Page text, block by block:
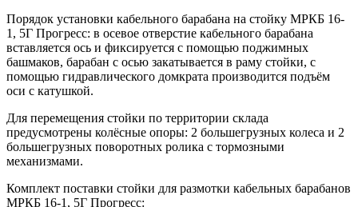
Порядок установки кабельного барабана на стойку МРКБ 16-
1, 5Г Прогресс: в осевое отверстие кабельного барабана
вставляется ось и фиксируется с помощью поджимных
башмаков, барабан с осью закатывается в раму стойки, с
помощью гидравлического домкрата производится подъём
оси с катушкой.
Для перемещения стойки по территории склада
предусмотрены колёсные опоры: 2 большегрузных колеса и 2
большегрузных поворотных ролика с тормозными
механизмами.
Комплект поставки стойки для размотки кабельных барабанов
МРКБ 16-1, 5Г Прогресс: